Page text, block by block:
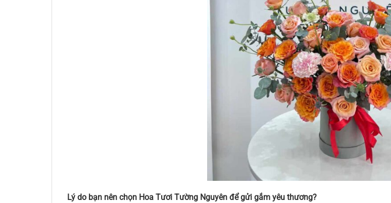
Lý do bạn nên chọn Hoa Tươi Tường Nguyên để gửi gắm yêu thương?